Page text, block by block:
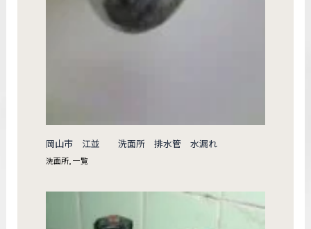
岡山市 江並 洗面所 排水管 水漏れ
洗面所 ,一覧